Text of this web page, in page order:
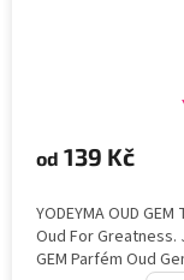
od 139 Kč
YODEYMA OUD
Oud For Greatness.
GEM Parfém Oud